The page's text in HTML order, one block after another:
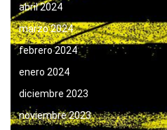
abril 2024
marzo 2024
febrero 2024
enero 2024
diciembre 2023
noviembre 2023